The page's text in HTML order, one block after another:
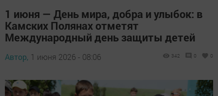
1 июня — День мира, добра и улыбок: в
Камских Полянах отметят
Международный день защиты детей
Автор, 1 июня 2026 - 08:06 342 0 0